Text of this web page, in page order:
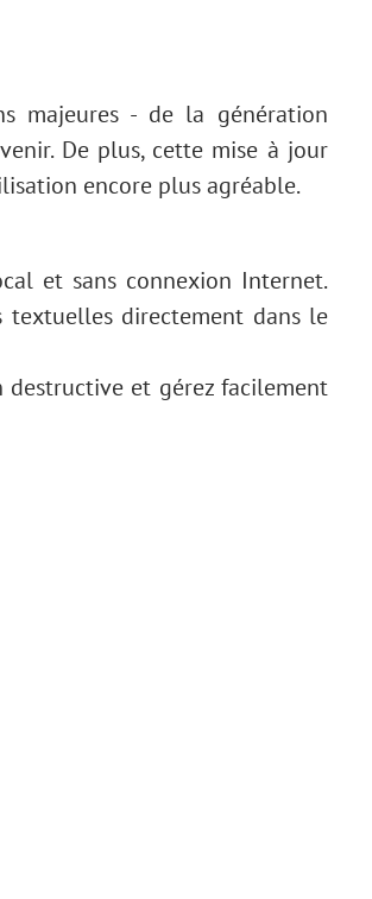
majeures - de la génération
De plus, cette mise à jour
encore plus agréable.
et sans connexion Internet.
textuelles directement dans le
destructive et gérez facilement